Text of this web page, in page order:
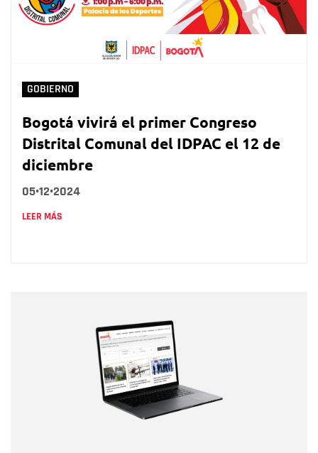
GOBIERNO
Bogotá vivirá el primer Congreso
Distrital Comunal del IDPAC el 12 de
diciembre
05•12•2024
LEER MÁS
Correo electrónico
Tipo de comentario